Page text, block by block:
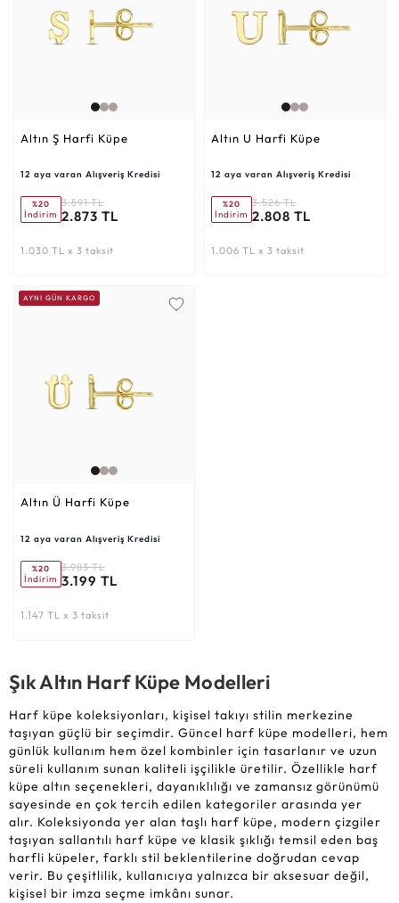
Altın Ş Harfi Küpe
12 aya varan Alışveriş Kredisi
%20
İndirim
3.591 TL
2.873 TL
1.030 TL x 3 taksit
Altın U Harfi Küpe
12 aya varan Alışveriş Kredisi
%20
İndirim
3.526 TL
2.808 TL
1.006 TL x 3 taksit
AYNI GÜN KARGO
Altın Ü Harfi Küpe
12 aya varan Alışveriş Kredisi
%20
İndirim
3.983 TL
3.199 TL
1.147 TL x 3 taksit
Şık Altın Harf Küpe Modelleri
Harf küpe koleksiyonları, kişisel takıyı stilin merkezine
taşıyan güçlü bir seçimdir. Güncel harf küpe modelleri, hem
günlük kullanım hem özel kombinler için tasarlanır ve uzun
süreli kullanım sunan kaliteli işçilikle üretilir. Özellikle harf
küpe altın seçenekleri, dayanıklılığı ve zamansız görünümü
sayesinde en çok tercih edilen kategoriler arasında yer
alır. Koleksiyonda yer alan taşlı harf küpe, modern çizgiler
taşıyan sallantılı harf küpe ve klasik şıklığı temsil eden baş
harfli küpeler, farklı stil beklentilerine doğrudan cevap
verir. Bu çeşitlilik, kullanıcıya yalnızca bir aksesuar değil,
kişisel bir imza seçme imkânı sunar.